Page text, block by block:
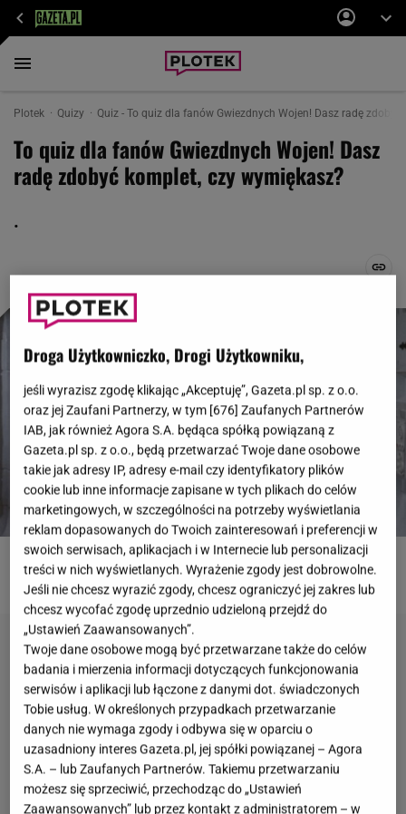
Plotek Quizy Quiz - To quiz dla fanów Gwiezdnych Wojen! Dasz radę
To quiz dla fanów Gwiezdnych Wojen! Dasz
radę zdobyć komplet, czy wymiękasz?
.
ROZWIĄŻ QUIZ
Droga Użytkowniczko, Drogi Użytkowniku,
jeśli wyrazisz zgodę klikając „Akceptuję”, Gazeta.pl sp. z o.o.
oraz jej Zaufani Partnerzy, w tym [676] Zaufanych Partnerów
IAB, jak również Agora S.A. będąca spółką powiązaną z
Gazeta.pl sp. z o.o., będą przetwarzać Twoje dane osobowe
takie jak adresy IP, adresy e-mail czy identyfikatory plików
cookie lub inne informacje zapisane w tych plikach do celów
marketingowych, w szczególności na potrzeby wyświetlania
reklam dopasowanych do Twoich zainteresowań i preferencji w
swoich serwisach, aplikacjach i w Internecie lub personalizacji
treści w nich wyświetlanych. Wyrażenie zgody jest dobrowolne.
Jeśli nie chcesz wyrazić zgody, chcesz ograniczyć jej zakres lub
chcesz wycofać zgodę uprzednio udzieloną przejdź do
„Ustawień Zaawansowanych”.
Twoje dane osobowe mogą być przetwarzane także do celów
badania i mierzenia informacji dotyczących funkcjonowania
serwisów i aplikacji lub łączone z danymi dot. świadczonych
Tobie usług. W określonych przypadkach przetwarzanie
danych nie wymaga zgody i odbywa się w oparciu o
uzasadniony interes Gazeta.pl, jej spółki powiązanej – Agora
S.A. – lub Zaufanych Partnerów. Takiemu przetwarzaniu
możesz się sprzeciwić, przechodząc do „Ustawień
Zaawansowanych” lub przez kontakt z administratorem – w